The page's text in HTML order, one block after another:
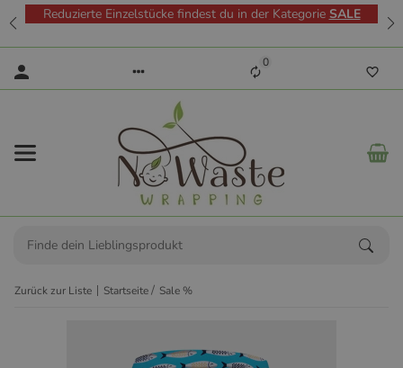
Reduzierte Einzelstücke findest du in der Kategorie SALE
0
Zurück zur Liste Startseite Sale %